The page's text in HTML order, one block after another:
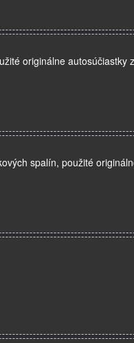
originálne autosúčiastky
spalín, použité